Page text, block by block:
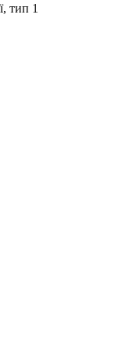
тип 1